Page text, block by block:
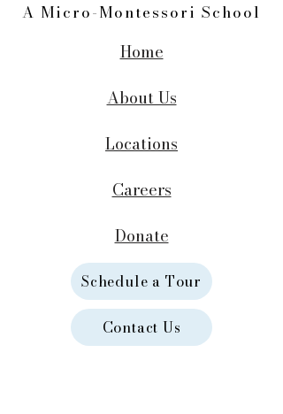
A Micro-Montessori School
Home
About Us
Locations
Careers
Donate
Schedule a Tour
Contact Us